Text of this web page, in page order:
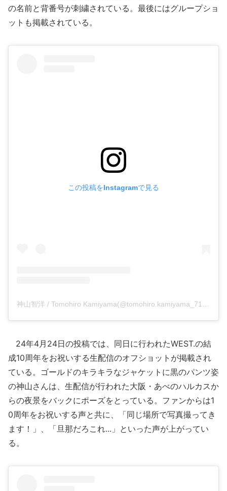
の名前と背番号が刺繍されている。最後にはグループショ
ットも掲載されている。
この投稿をInstagramで見る
24年4月24日の投稿では、同日に行われたWEST.の結
成10周年をお祝いする生配信のオフショットが掲載され
ている。ゴールドのキラキラなジャケットに黒のパンツ姿
の神山さんは、生配信が行われた大阪・あべのハルカスか
らの夜景をバックにポーズをとっている。ファンからは1
0周年をお祝いする声と共に、「同じ場所で写真撮ってき
ます！」、「旦那だろこれ...」といった声が上がってい
る。